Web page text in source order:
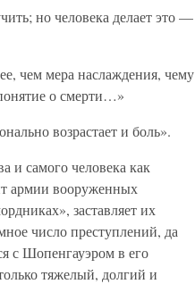
но человека делает это —
чем мера наслаждения, чему
о смерти…»
возрастает и боль».
и самого человека как
армии вооруженных
заставляет их
число преступлений, да
с Шопенгауэром в его
тяжелый, долгий и